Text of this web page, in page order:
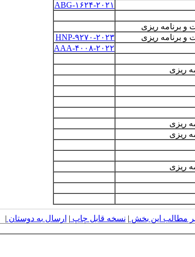
ABG-۱۶۲۴-۲۰۲۱
و برنامه ریزی
و برنامه ریزی
HNP-۹۲۷۰-۲۰۲۳
AAA-۴۰۰۸-۲۰۲۲
ریزی
ریزی
ریزی
ریزی
مطالب این بخش | نسخه قابل چاپ | ارسال به دوستان |